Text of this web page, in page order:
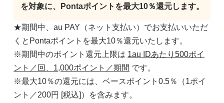
を対象に、
Pontaポイントを最大10％還元します。
★期間中、au PAY（ネット支払い）でお支払いいただ
くとPontaポイントを最大10％還元いたします。
※期間中のポイント還元上限は 1au IDあたり500ポイ
ント／回、1,000ポイント／期間 です。
※最大10％の還元には、ベースポイント0.5％（1ポイ
ント／200円 [税込]）を含みます。